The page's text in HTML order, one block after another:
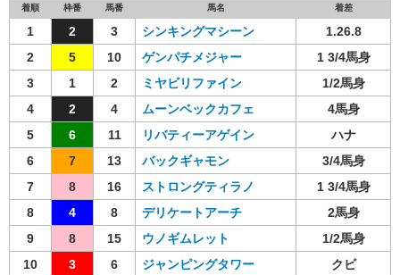
着順 枠番 馬番 馬名 着差
1 2 3 シンキングマシーン
1.26.8
2
5 10 ゲンパチメジャー
1 3/4馬身
3
1 2 ミヤビリファイン
1/2馬身
4
2 4 ムーンベックカフェ
4馬身
5
6 11 リバティーアゲイン
ハナ
6
7 13 バックギャモン
3/4馬身
7
8 16 ストロングティラノ
1 3/4馬身
8
4 8 デリケートアーチ
2馬身
9
8 15 ウノギムレット
1/2馬身
10
3 6 ジャンピングタワー
クビ